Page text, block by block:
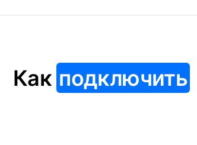
Как подключить